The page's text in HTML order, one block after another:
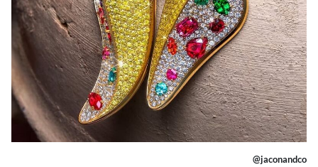
@jaconandco